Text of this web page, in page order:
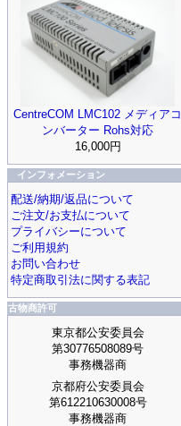
CentreCOM LMC102 メディアコ
ンバーター Rohs対応
16,000円
インフォメーション
配送/納期/返品について
ご注文/お支払について
プライバシーについて
ご利用規約
お問い合わせ
特定商取引法に関する表記
古物商許可
東京都公安委員会
第30776508089号
事務機器商
京都府公安委員会
第612210630008号
事務機器商